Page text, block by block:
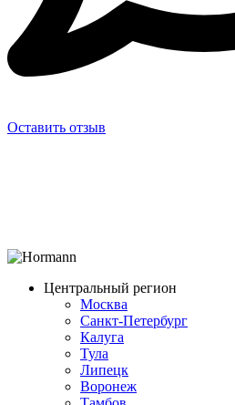
Оставить отзыв
Центральный регион
Москва
Санкт-Петербург
Калуга
Тула
Липецк
Воронеж